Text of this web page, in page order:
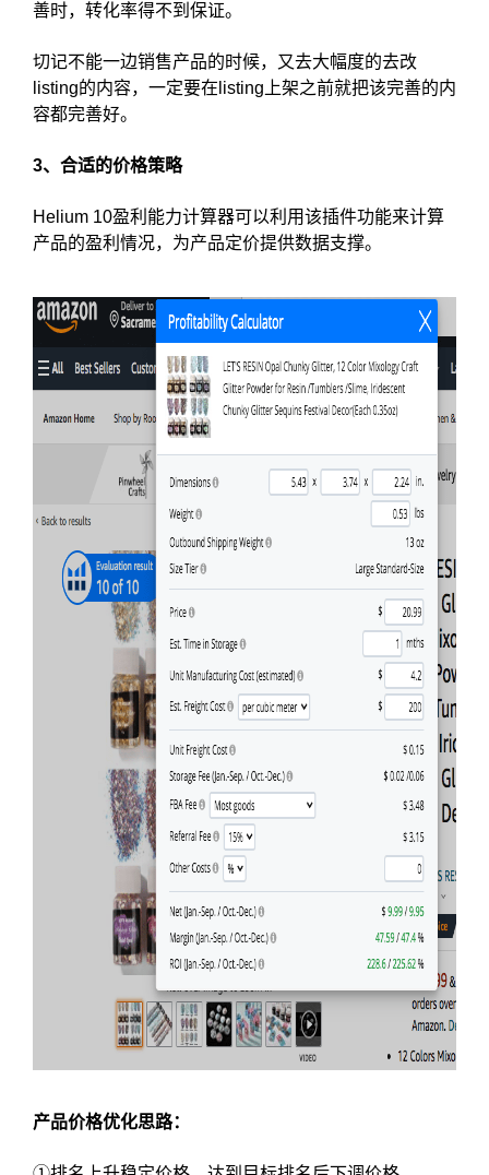
善时，转化率得不到保证。
切记不能一边销售产品的时候，又去大幅度的去改
listing的内容，一定要在listing上架之前就把该完善的内
容都完善好。
3、合适的价格策略
Helium 10盈利能力计算器可以利用该插件功能来计算
产品的盈利情况，为产品定价提供数据支撑。
产品价格优化思路：